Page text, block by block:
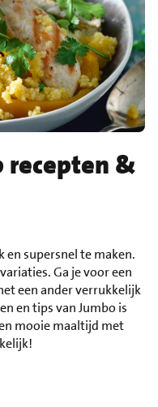
recepten &
en supersnel te maken.
Ga je voor een
een ander verrukkelijk
en tips van Jumbo is
mooie maaltijd met